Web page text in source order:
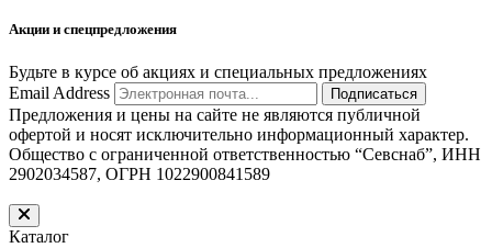
Акции и спецпредложения
Будьте в курсе об акциях и специальных предложениях
Email Address
Подписаться
Предложения и цены на сайте не являются публичной
офертой и носят исключительно информационный характер.
Общество с ограниченной ответственностью “Севснаб”, ИНН
2902034587, ОГРН 1022900841589
Каталог